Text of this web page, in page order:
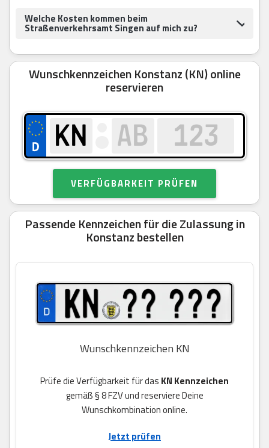
Welche Kosten kommen beim
Straßenverkehrsamt Singen auf mich zu?
Wunschkennzeichen Konstanz (KN) online
reservieren
VERFÜGBARKEIT PRÜFEN
Passende Kennzeichen für die Zulassung in
Konstanz bestellen
Wunschkennzeichen KN
Prüfe die Verfügbarkeit für das KN Kennzeichen
gemäß § 8 FZV und reserviere Deine
Wunschkombination online.
Jetzt prüfen